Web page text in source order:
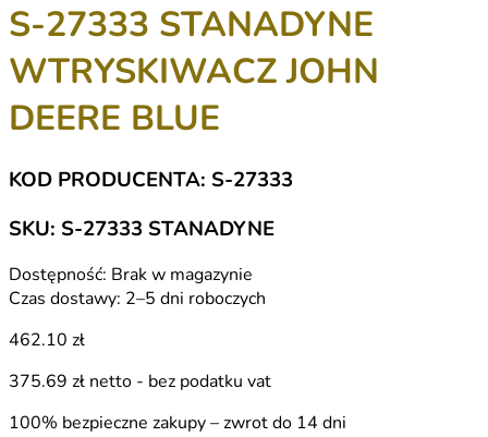
S-27333 STANADYNE
WTRYSKIWACZ JOHN
DEERE BLUE
KOD PRODUCENTA: S-27333
SKU: S-27333 STANADYNE
Dostępność: Brak w magazynie
Czas dostawy: 2–5 dni roboczych
462.10 zł
375.69 zł netto - bez podatku vat
100% bezpieczne zakupy – zwrot do 14 dni